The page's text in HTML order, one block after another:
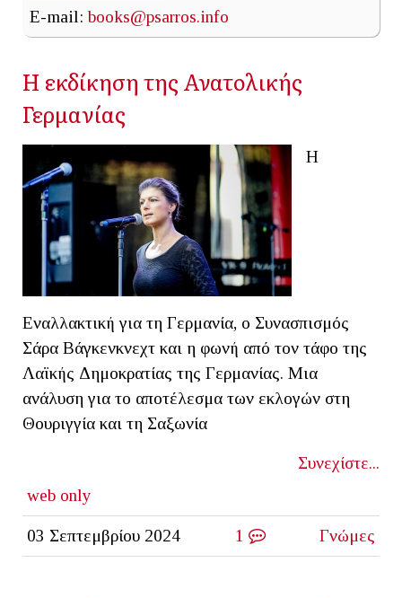
E-mail:books@psarros.info
Η εκδίκηση της Ανατολικής
Γερμανίας
H
Εναλλακτική για τη Γερμανία, o Συνασπισμός
Σάρα Βάγκενκνεχτ και η φωνή από τον τάφο της
Λαϊκής Δημοκρατίας της Γερμανίας. Μια
ανάλυση για το αποτέλεσμα των εκλογών στη
Θουριγγία και τη Σαξωνία
Συνεχίστε...
web only
03 Σεπτεμβρίου 2024 1 Γνώμες